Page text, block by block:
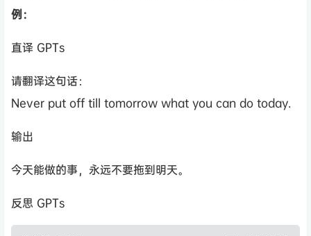
例：
直译 GPTs
请翻译这句话：
Never put off till tomorrow what you can do today.
输出
今天能做的事，永远不要拖到明天。
反思 GPTs